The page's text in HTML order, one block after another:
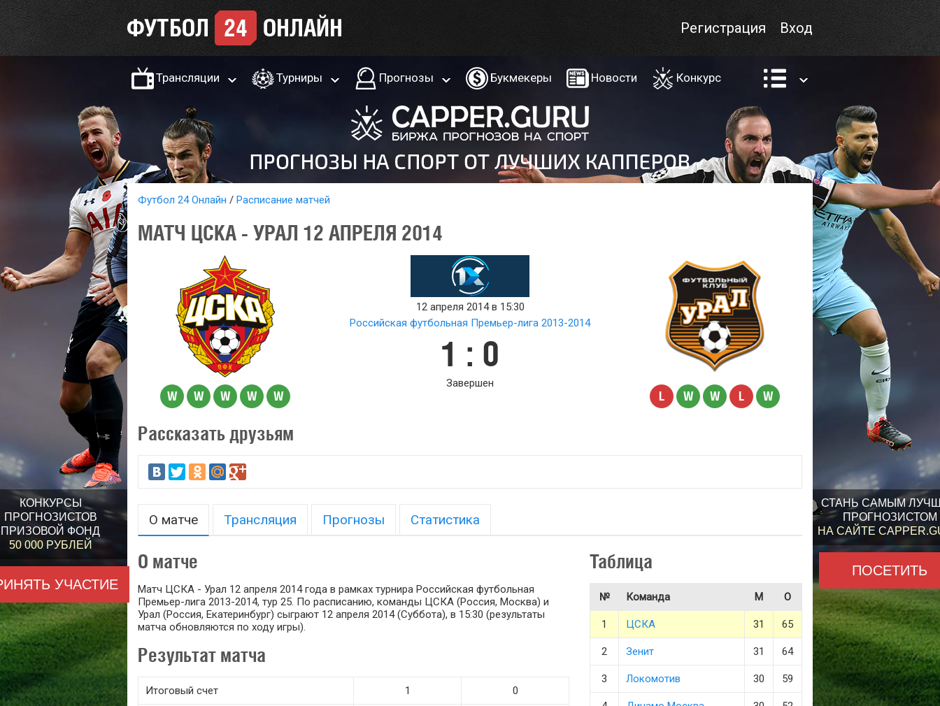
КОНКУРСЫ
ПРОГНОЗИСТОВ
ПРИЗОВОЙ ФОНД
50 000 РУБЛЕЙ
УЧАСТИЕ
СТАНЬ САМЫМ
ПРОГНОЗИСТОМ
НА САЙТЕ
ПОСЕТИТЬ
Вход
Регистрация
Трансляции Турниры Прогнозы Букмекеры Новости Конкурс
Футбол 24 Онлайн Расписание матчей
МАТЧ ЦСКА - УРАЛ 12 АПРЕЛЯ 2014
W W W W W
12 апреля 2014 в 15:30
Российская футбольная Премьер-лига 2013-2014
1 : 0
Завершен
L W W L W
Рассказать друзьям
О матче Трансляция Прогнозы Статистика
О матче
Матч ЦСКА - Урал 12 апреля 2014 года в рамках турнира Российская футбольная
Премьер-лига 2013-2014, тур 25. По расписанию, команды ЦСКА (Россия, Москва) и
Урал (Россия, Екатеринбург) сыграют 12 апреля 2014 (Суббота), в 15:30 (результаты
матча обновляются по ходу игры).
Результат матча
Итоговый счет 1 0
Таблица
№ Команда М О
1 ЦСКА 31 65
2 Зенит 31 64
3 Локомотив 30 59